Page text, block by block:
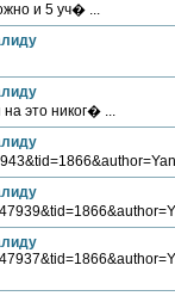
и 5 уч� ...
это никог� ...